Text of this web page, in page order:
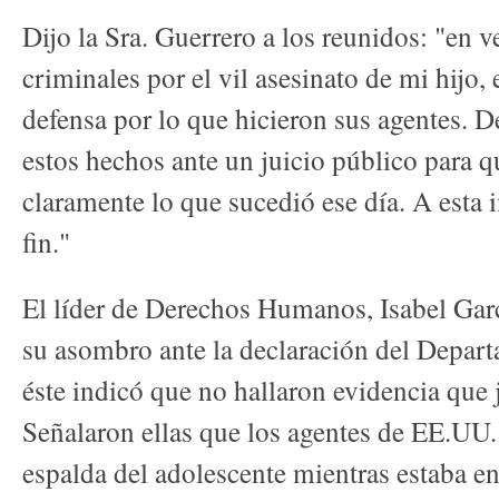
Dijo la Sra. Guerrero a los reunidos: "en
criminales por el vil asesinato de mi hijo,
defensa por lo que hicieron sus agentes.
estos hechos ante un juicio público para
claramente lo que sucedió ese día. A
fin."
El líder de Derechos Humanos, Isabel
su asombro ante la declaración del
éste indicó que no hallaron evidencia
Señalaron ellas que los agentes de
espalda del adolescente mientras estaba